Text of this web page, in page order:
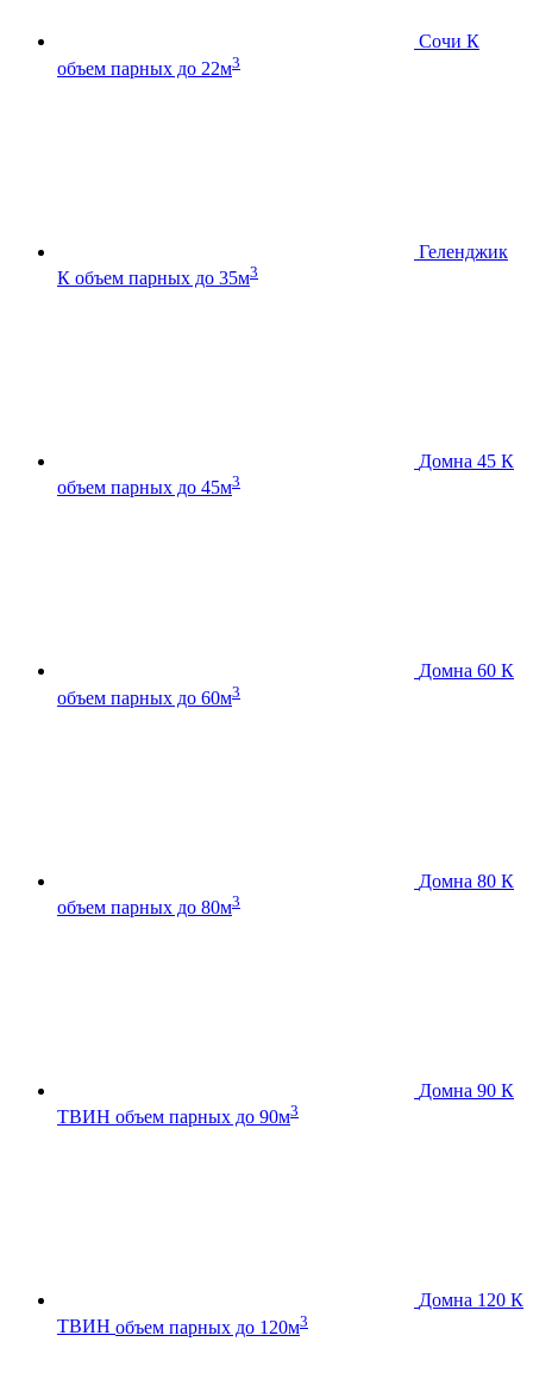
Сочи К
объем парных до 22м3
Геленджик
К объем парных до 35м3
Домна 45 К
объем парных до 45м3
Домна 60 К
объем парных до 60м3
Домна 80 К
объем парных до 80м3
Домна 90 К
ТВИН объем парных до 90м3
Домна 120 К
ТВИН объем парных до 120м3